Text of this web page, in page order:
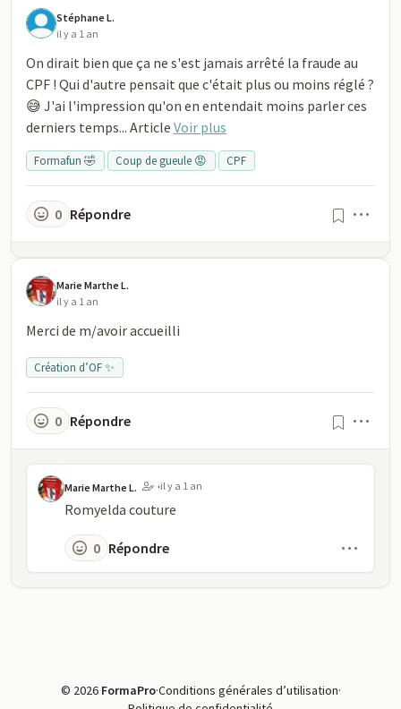
Stéphane L.
il y a 1 an
On dirait bien que ça ne s'est jamais arrêté la fraude au
CPF ! Qui d'autre pensait que c'était plus ou moins réglé ?
😅 J'ai l'impression qu'on en entendait moins parler ces
derniers temps... Article Voir plus
Formafun 🤣 Coup de gueule 😡 CPF
0 Répondre
Marie Marthe L.
il y a 1 an
Merci de m/avoir accueilli
Création d’OF ✨
0 Répondre
Marie Marthe L. ·il y a 1 an
Romyelda couture
0 Répondre
© 2026 FormaPro·Conditions générales d’utilisation·